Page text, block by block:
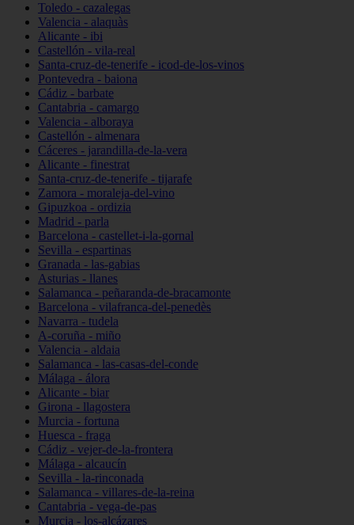
Toledo - cazalegas
Valencia - alaquàs
Alicante - ibi
Castellón - vila-real
Santa-cruz-de-tenerife - icod-de-los-vinos
Pontevedra - baiona
Cádiz - barbate
Cantabria - camargo
Valencia - alboraya
Castellón - almenara
Cáceres - jarandilla-de-la-vera
Alicante - finestrat
Santa-cruz-de-tenerife - tijarafe
Zamora - moraleja-del-vino
Gipuzkoa - ordizia
Madrid - parla
Barcelona - castellet-i-la-gornal
Sevilla - espartinas
Granada - las-gabias
Asturias - llanes
Salamanca - peñaranda-de-bracamonte
Barcelona - vilafranca-del-penedès
Navarra - tudela
A-coruña - miño
Valencia - aldaia
Salamanca - las-casas-del-conde
Málaga - álora
Alicante - biar
Girona - llagostera
Murcia - fortuna
Huesca - fraga
Cádiz - vejer-de-la-frontera
Málaga - alcaucín
Sevilla - la-rinconada
Salamanca - villares-de-la-reina
Cantabria - vega-de-pas
Murcia - los-alcázares